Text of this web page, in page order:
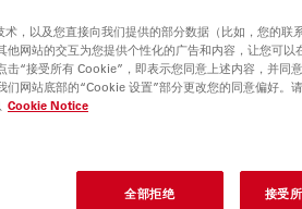
，以及您直接向我们提供的部分数据（比如，您的联
网站的交互为您提供个性化的广告和内容，让您可以
“接受所有 Cookie”，即表示您同意上述内容，并同
网站底部的“Cookie 设置”部分更改您的同意偏好。
Cookie Notice
全部拒绝 接受